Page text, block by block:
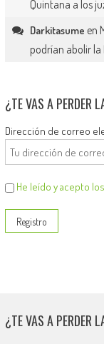
Quintana a los
Darkitasume en
podrían abolir la
¿TE VAS A PERDER
Dirección de correo
He leído y acepto
¿TE VAS A PERDER